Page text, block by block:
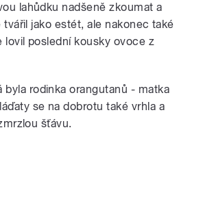
lahůdku nadšeně zkoumat a
tvářil jako estét, ale nakonec také
lovil poslední kousky ovoce z
byla rodinka orangutanů - matka
se na dobrotu také vrhla a
šťávu.